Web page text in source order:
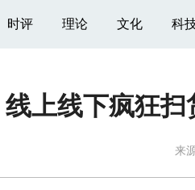
时评 理论 文化 科
线上线下疯狂扫
来